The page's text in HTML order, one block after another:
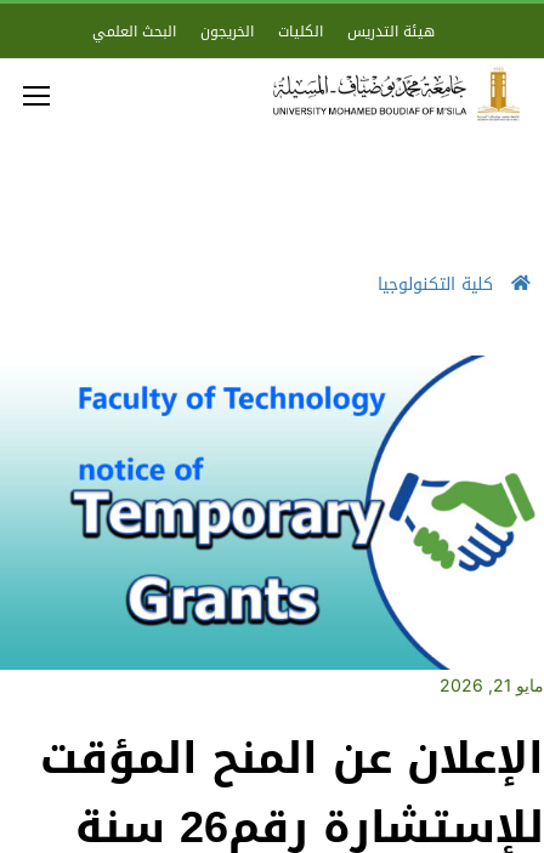
هيئة التدريس الكليات الخريجون البحث العلمي
كلية التكنولوجيا
مايو 21, 2026
الإعلان عن المنح المؤقت
للإستشارة رقم26 سنة